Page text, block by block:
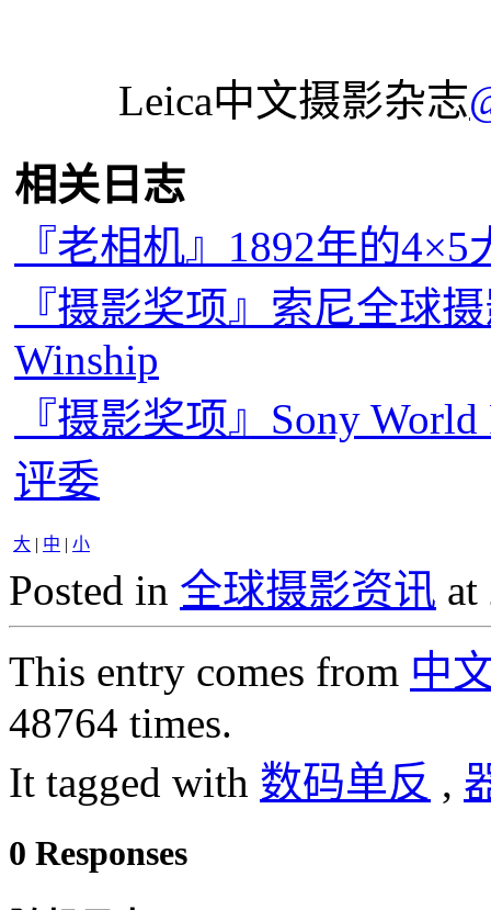
Leica中文摄影杂志
相关日志
『老相机』1892年的
『摄影奖项』索尼全球
Winship
『摄影奖项』Sony
评委
大 | 中 | 小
Posted in 全球摄影资讯 at
This entry comes from 中
48764 times.
It tagged with 数码单反 ,
0 Responses